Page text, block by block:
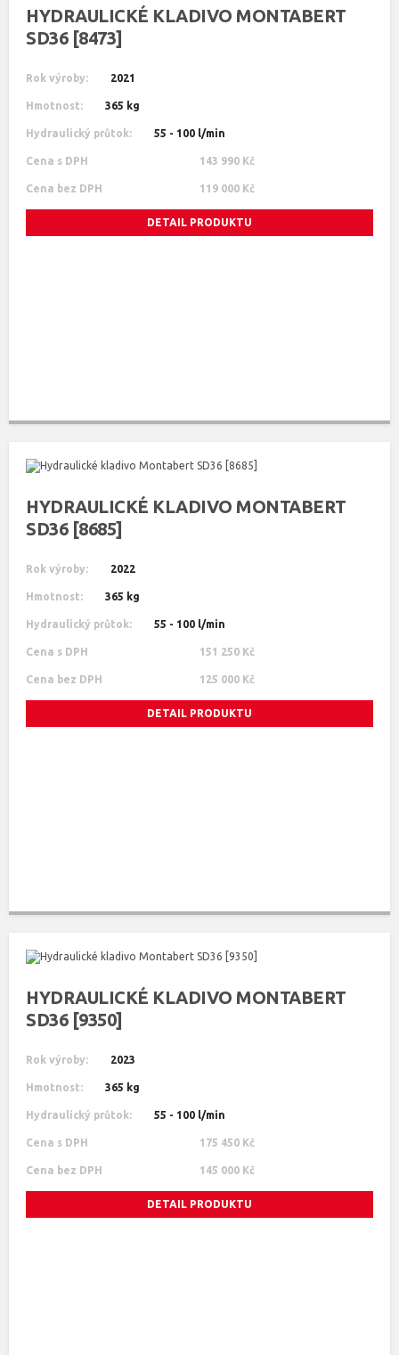
HYDRAULICKÉ KLADIVO MONTABERT
SD36 [8473]
Rok výroby: 2021
Hmotnost: 365 kg
Hydraulický průtok: 55 - 100 l/min
Cena s DPH 143 990 Kč
Cena bez DPH 119 000 Kč
DETAIL PRODUKTU
HYDRAULICKÉ KLADIVO MONTABERT
SD36 [8685]
Rok výroby: 2022
Hmotnost: 365 kg
Hydraulický průtok: 55 - 100 l/min
Cena s DPH 151 250 Kč
Cena bez DPH 125 000 Kč
DETAIL PRODUKTU
HYDRAULICKÉ KLADIVO MONTABERT
SD36 [9350]
Rok výroby: 2023
Hmotnost: 365 kg
Hydraulický průtok: 55 - 100 l/min
Cena s DPH 175 450 Kč
Cena bez DPH 145 000 Kč
DETAIL PRODUKTU